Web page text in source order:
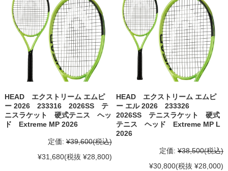
HEAD エクストリーム エムピ
ー 2026 233316 2026SS テ
ニスラケット 硬式テニス ヘッ
ド Extreme MP 2026
定価: ¥39,600(税込)
¥31,680(税抜 ¥28,800)
HEAD エクストリーム エムピ
ー エル 2026 233326
2026SS テニスラケット 硬式
テニス ヘッド Extreme MP L
2026
定価: ¥38,500(税込)
¥30,800(税抜 ¥28,000)